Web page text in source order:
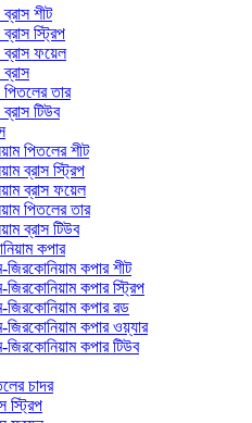
ব্রাস শীট
ব্রাস স্ট্রিপ
ব্রাস ফয়েল
ব্রাস
পিতলের তার
ব্রাস টিউব
পিতলের শীট
ব্রাস স্ট্রিপ
ব্রাস ফয়েল
পিতলের তার
ব্রাস টিউব
কপার
জিরকোনিয়াম কপার শীট
জিরকোনিয়াম কপার স্ট্রিপ
জিরকোনিয়াম কপার রড
জিরকোনিয়াম কপার ওয়্যার
জিরকোনিয়াম কপার টিউব
চাদর
স্ট্রিপ